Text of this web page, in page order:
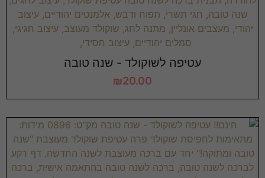
עטיפה לשוקולד - שנה טובה
₪20.00